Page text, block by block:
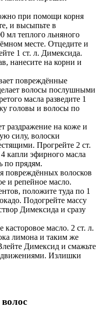
при помощи корня
и высыпьте в
мл теплого льняного
месте. Отцедите и
1 ст. л. Димексида.
нанесите на корни и
повреждённые
волосы послушными
масла разведите 1
головы и волосы по
раздражение на коже и
силу, волоски
Прогрейте 2 ст.
капли эфирного масла
по прядям.
повреждённых волосков
и репейное масло.
положите туда по 1
Подогрейте массу
Димексида и сразу
масло. 2 ст. л.
лимона и таким же
Димексид и смажьте
Излишки